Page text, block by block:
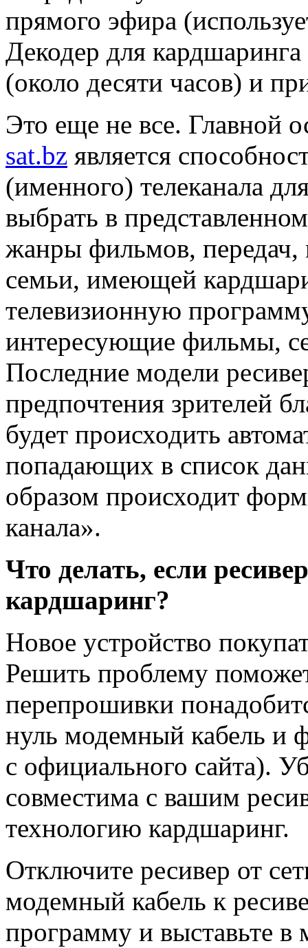
прямого эфира
Декодер для
(около десяти часов) и
Это еще не все. Главной
sat.bz является
(именного) телеканала
выбрать в
жанры фильмов,
семьи, имеющей
телевизионную
интересующие фильмы,
Последние модели
предпочтения зрителей
будет происходить
попадающих в список
образом происходит
канала».
Что делать, если
кардшаринг?
Новое устройство
Решить проблему
перепрошивки
нуль модемный кабель и
с официального сайта).
совместима с вашим
технологию кардшаринг.
Отключите ресивер от
модемный кабель к
программу и выставьте